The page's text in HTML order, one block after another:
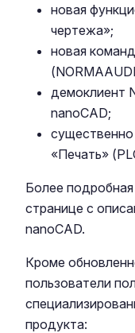
новая
чертежа»;
новая
демоклиент
nanoCAD;
«Печать»
Более
странице с
nanoCAD.
Кроме
пользователи
продукта: